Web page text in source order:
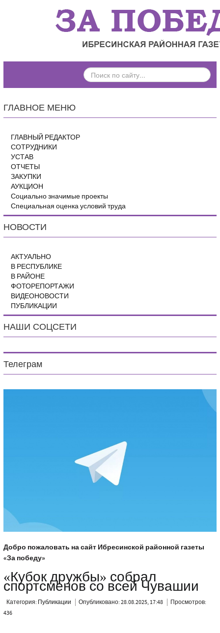
ПОИСК
ПО
ГЛАВНОЕ МЕНЮ
ГЛАВНЫЙ РЕДАКТОР
СОТРУДНИКИ
УСТАВ
ОТЧЕТЫ
ЗАКУПКИ
АУКЦИОН
Социально значимые проекты
Специальная оценка условий труда
НОВОСТИ
АКТУАЛЬНО
В РЕСПУБЛИКЕ
В РАЙОНЕ
ФОТОРЕПОРТАЖИ
ВИДЕОНОВОСТИ
ПУБЛИКАЦИИ
НАШИ СОЦСЕТИ
Телеграм
Добро пожаловать на сайт Ибресинской районной газеты
«За победу»
«Кубок дружбы» собрал
спортсменов со всей Чувашии
Категория: Публикации Опубликовано: 28.08.2025, 17:48
Просмотров:
436